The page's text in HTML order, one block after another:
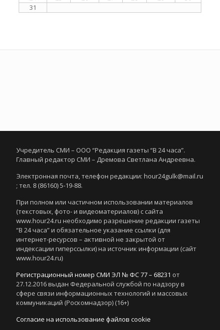
31
Учредитель СМИ – ООО “Редакция газеты “В 24 часа”.
Главный редактор СМИ – Дремова Светлана Андреевна.
Электронная почта, телефон редакции: hour24gulk@mail.ru
; тел. 8 (86160) 5-19-88.
При полном или частичном использовании материалов
(текстовых, фото- и видеоматериалов) с сайта
www.hour24.ru необходимо разрешение редакции газеты
“В 24 часа” и обязательное указание ссылки (для
интернет-ресурсов – активной не закрытой от
индексации гиперссылки) на источник информации (сайт
www.hour24.ru)
Регистрационный номер СМИ ЭЛ № ФС 77 – 68231 от
27.12.2016 выдан Федеральной службой по надзору в
сфере связи информационных технологий и массовых
коммуникаций (Роскомнадзор) (16+)
Согласие на использование файлов cookie